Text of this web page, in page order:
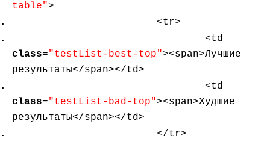
table">
<tr>
<td
class="testList-best-top"><span>Лучшие
результаты</span></td>
<td
class="testList-bad-top"><span>Худшие
результаты</span></td>
</tr>